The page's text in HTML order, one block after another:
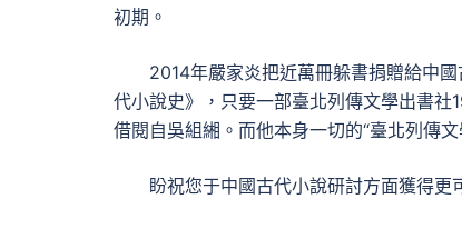
初期。
2014年嚴家炎把近萬冊躲書捐贈給中
代小說史》，只要一部臺北列傳文學出書社
借閱自吳組緗。而他本身一切的“臺北列傳文
盼祝您于中國古代小說研討方面獲得更